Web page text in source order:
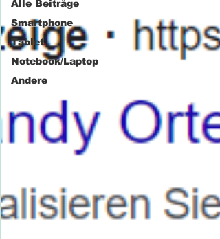
Alle Beiträge
Smartphone
Tablet
Notebook/Laptop
Andere